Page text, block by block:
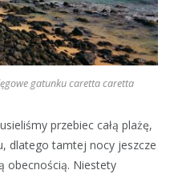
gatunku caretta caretta
przebiec całą plażę,
dlatego tamtej nocy jeszcze
obecnością. Niestety